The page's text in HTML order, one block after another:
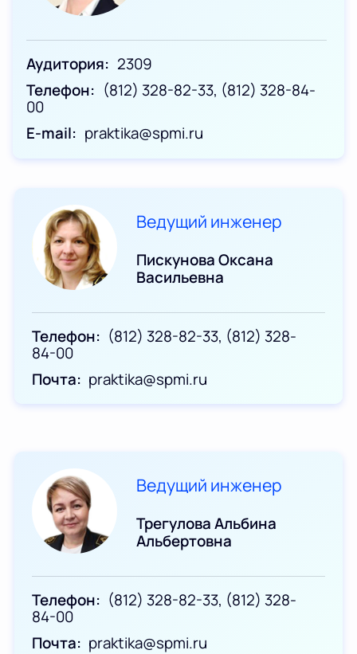
Аудитория
2309
Телефон
(812) 328-82-33, (812) 328-84-
00
E-mail
praktika@spmi.ru
Ведущий инженер
Пискунова Оксана
Васильевна
Телефон
(812) 328-82-33, (812) 328-
84-00
Почта
praktika@spmi.ru
Ведущий инженер
Трегулова Альбина
Альбертовна
Телефон
(812) 328-82-33, (812) 328-
84-00
Почта
praktika@spmi.ru